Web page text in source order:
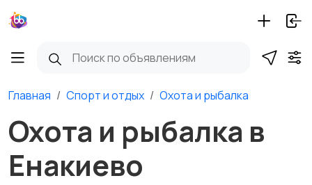
Главная Спорт и отдых Охота и рыбалка
Охота и рыбалка в
Енакиево